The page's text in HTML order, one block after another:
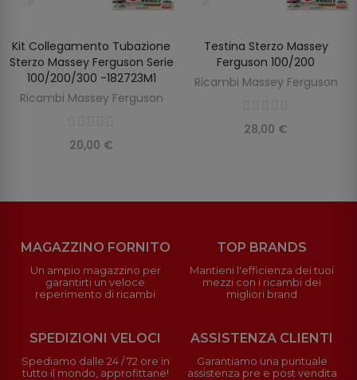
SCOPRIRE
Kit Collegamento Tubazione
Sterzo Massey Ferguson Serie
100/200/300 -182723M1
Ricambi Massey Ferguson
20,00 €
AGGIUNGI AL CARRELLO
Testina Sterzo Massey
Ferguson 100/200
Ricambi Massey Ferguson
28,00 €
MAGAZZINO FORNITO
Un ampio magazzino per
garantirti un veloce
reperimento di ricambi
TOP BRANDS
Mantieni l'efficienza dei tuoi
mezzi con i ricambi dei
migliori brand
SPEDIZIONI VELOCI
Spediamo dalle 24 / 72 ore in
tutto il mondo, approfittane!
ASSISTENZA CLIENTI
Garantiamo una puntuale
assistenza pre e post vendita